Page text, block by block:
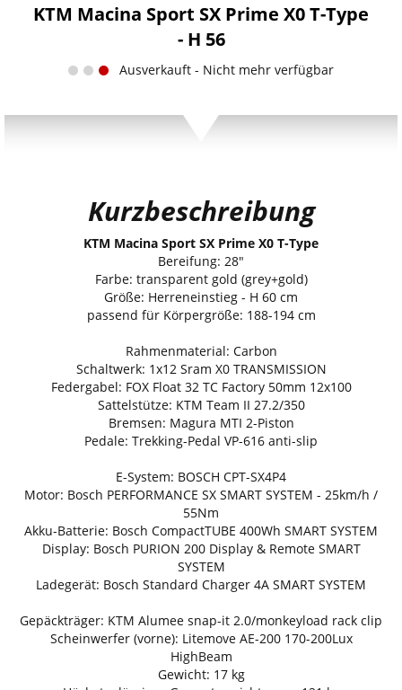
KTM Macina Sport SX Prime X0 T-Type
- H 56
Ausverkauft - Nicht mehr verfügbar
Kurzbeschreibung
KTM Macina Sport SX Prime X0 T-Type
Bereifung: 28"
Farbe: transparent gold (grey+gold)
Größe: Herreneinstieg - H 60 cm
passend für Körpergröße: 188-194 cm
Rahmenmaterial: Carbon
Schaltwerk: 1x12 Sram X0 TRANSMISSION
Federgabel: FOX Float 32 TC Factory 50mm 12x100
Sattelstütze: KTM Team II 27.2/350
Bremsen: Magura MTI 2-Piston
Pedale: Trekking-Pedal VP-616 anti-slip
E-System: BOSCH CPT-SX4P4
Motor: Bosch PERFORMANCE SX SMART SYSTEM - 25km/h /
55Nm
Akku-Batterie: Bosch CompactTUBE 400Wh SMART SYSTEM
Display: Bosch PURION 200 Display & Remote SMART
SYSTEM
Ladegerät: Bosch Standard Charger 4A SMART SYSTEM
Gepäckträger: KTM Alumee snap-it 2.0/monkeyload rack clip
Scheinwerfer (vorne): Litemove AE-200 170-200Lux
HighBeam
Gewicht: 17 kg